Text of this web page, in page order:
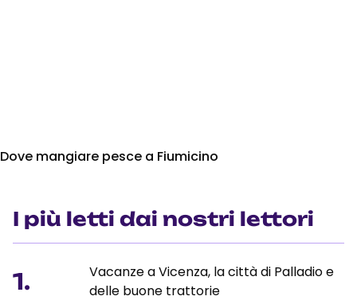
Dove mangiare pesce a Fiumicino
I più letti dai nostri lettori
1.
Vacanze a Vicenza, la città di Palladio e
delle buone trattorie